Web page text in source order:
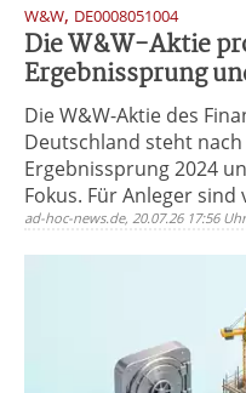
W&W, DE0008051004
Die W&W-Aktie
Ergebnissprung
Die W&W-Aktie des
Deutschland steht
Ergebnissprung 2024
Fokus. Für Anleger
ad-hoc-news.de, 20.07.26 17:56 Uhr